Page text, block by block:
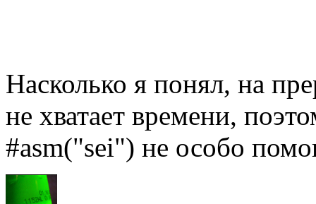
Насколько я понял, на
не хватает времени,
#asm("sei") не особо